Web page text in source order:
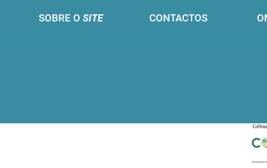
SOBRE O SITE CONTACTOS